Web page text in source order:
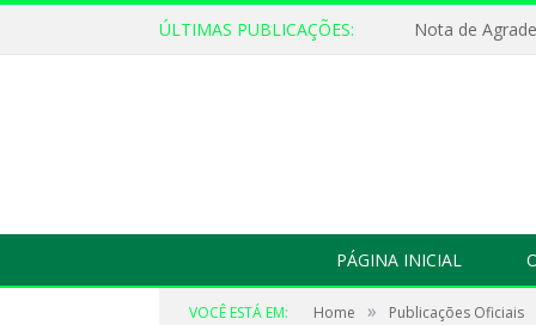
ÚLTIMAS PUBLICAÇÕES: Nota de
PÁGINA INICIAL
VOCÊ ESTÁ EM: Home » Publicações Oficiais